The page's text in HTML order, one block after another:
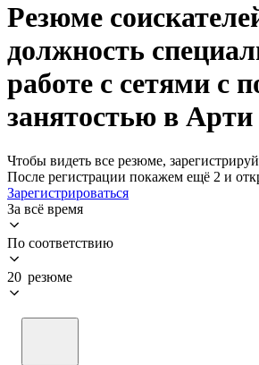
Резюме
должность
работе с сетями с
занятостью в Арти
Чтобы видеть все резюме,
После регистрации покажем ещё 2 и
Зарегистрироваться
За всё время
По соответствию
20 резюме